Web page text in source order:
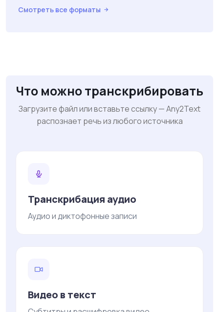
Смотреть все форматы
Что можно транскрибировать
Загрузите файл или вставьте ссылку — Any2Text
распознает речь из любого источника
Транскрибация аудио
Аудио и диктофонные записи
Видео в текст